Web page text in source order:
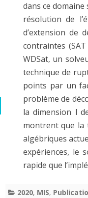
VITIS
ASTUCES
dans ce
résolution de
d’extension de
contraintes
WDSat, un
technique de
points par un
problème de
la dimension l
montrent que la
algébriques
expériences, le
rapide que
2020, MIS,